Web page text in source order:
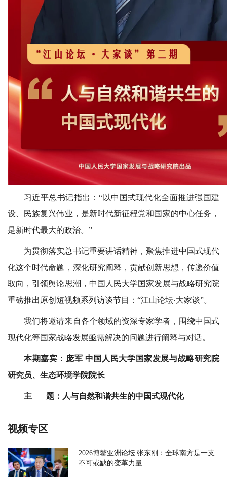
Video
习近平总书记指出：“以中国式现代化全面推进强国建
设、民族复兴伟业，是新时代新征程党和国家的中心任务，
是新时代最大的政治。”
为贯彻落实总书记重要讲话精神，聚焦推进中国式现代
化这个时代命题，深化研究阐释，贡献创新思想，传递价值
取向，引领舆论思潮，中国人民大学国家发展与战略研究院
重磅推出原创短视频系列访谈节目：“江山论坛·大家谈”。
我们将邀请来自各个领域的资深专家学者，围绕中国式
现代化等国家战略发展亟需解决的问题进行阐释与对话。
本期嘉宾：庞军 中国人民大学国家发展与战略研究院
研究员、生态环境学院院长
主 题：人与自然和谐共生的中国式现代化
视频专区
2026博鳌亚洲论坛|张东刚：全球南方是一支
不可或缺的变革力量